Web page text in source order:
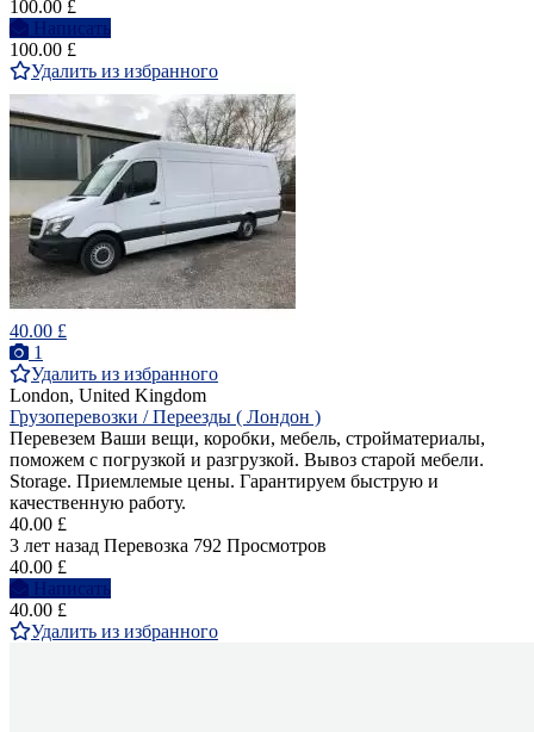
100.00 £
Написать
100.00 £
Удалить из избранного
40.00 £
1
Удалить из избранного
London, United Kingdom
Грузоперевозки / Переезды ( Лондон )
Перевезем Ваши вещи, коробки, мебель, стройматериалы,
поможем с погрузкой и разгрузкой. Вывоз старой мебели.
Storage. Приемлемые цены. Гарантируем быструю и
качественную работу.
40.00 £
3 лет назад Перевозка 792 Просмотров
40.00 £
Написать
40.00 £
Удалить из избранного